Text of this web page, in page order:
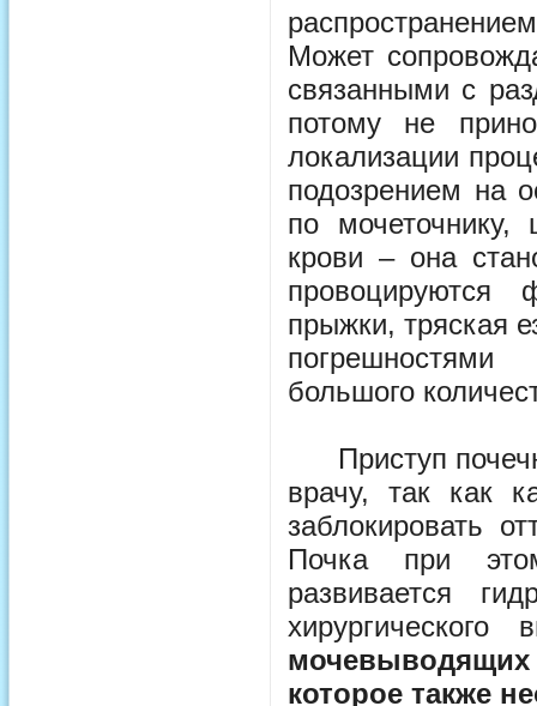
Может
связанными с
потому не
локализации
подозрением на
по мочеточнику,
крови – она
провоцируются
прыжки, тряская
большого
Приступ
врачу, так как
заблокировать
Почка при
развивается
мочевыводящих
которое также